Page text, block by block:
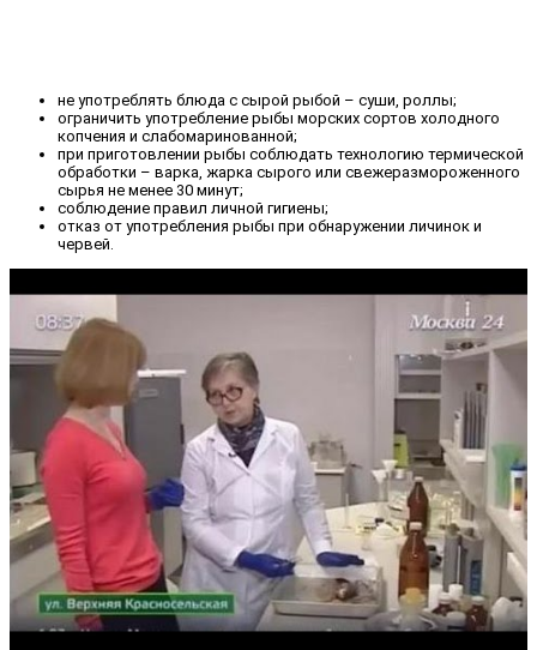
не употреблять блюда с сырой рыбой – суши, роллы;
ограничить употребление рыбы морских сортов холодного
копчения и слабомаринованной;
при приготовлении рыбы соблюдать технологию термической
обработки – варка, жарка сырого или свежеразмороженного
сырья не менее 30 минут;
соблюдение правил личной гигиены;
отказ от употребления рыбы при обнаружении личинок и
червей.